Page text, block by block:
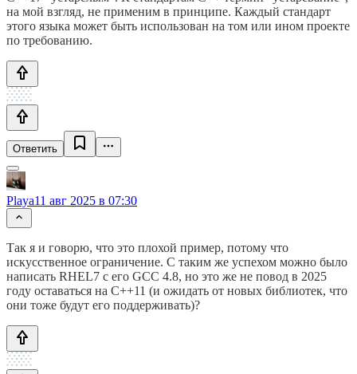
на мой взгляд, не применим в принципе. Каждый стандарт
этого языка может быть использован на том или ином проекте
по требованию.
Ответить
Playa11 авг 2025 в 07:30
Так я и говорю, что это плохой пример, потому что
искусственное ограничение. С таким же успехом можно было
написать RHEL7 с его GCC 4.8, но это же не повод в 2025
году оставаться на C++11 (и ожидать от новых библиотек, что
они тоже будут его поддерживать)?